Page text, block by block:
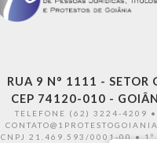
RUA 9 N° 1111 - SETOR
CEP 74120-010 -
TELEFONE (62) 3224-4209
CNPJ 21.469.593/0001-00 • 1º